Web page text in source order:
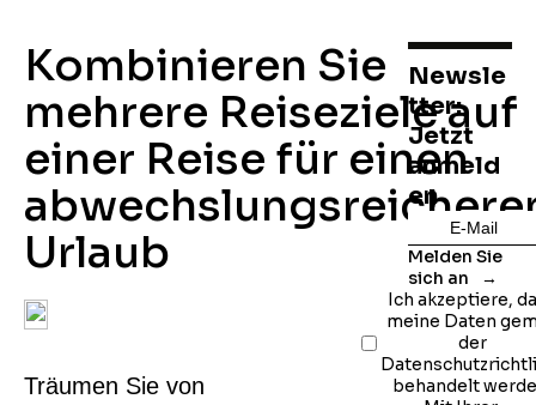
Kombinieren Sie
mehrere Reiseziele auf
einer Reise für einen
Urlaub
Träumen Sie von
Newsle
tter:
Jetzt
anmeld
en
Melden Sie
sich an
Ich akzeptiere,
meine Daten
der
behandelt